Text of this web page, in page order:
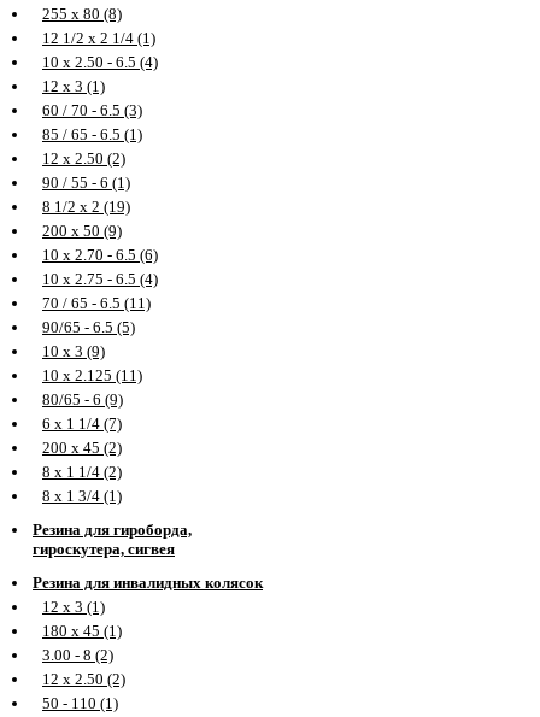
255 х 80 (8)
12 1/2 х 2 1/4 (1)
10 х 2.50 - 6.5 (4)
12 х 3 (1)
60 / 70 - 6.5 (3)
85 / 65 - 6.5 (1)
12 х 2.50 (2)
90 / 55 - 6 (1)
8 1/2 х 2 (19)
200 х 50 (9)
10 х 2.70 - 6.5 (6)
10 х 2.75 - 6.5 (4)
70 / 65 - 6.5 (11)
90/65 - 6.5 (5)
10 х 3 (9)
10 х 2.125 (11)
80/65 - 6 (9)
6 х 1 1/4 (7)
200 х 45 (2)
8 х 1 1/4 (2)
8 х 1 3/4 (1)
Резина для гироборда,
гироскутера, сигвея
Резина для инвалидных колясок
12 х 3 (1)
180 х 45 (1)
3.00 - 8 (2)
12 х 2.50 (2)
50 - 110 (1)